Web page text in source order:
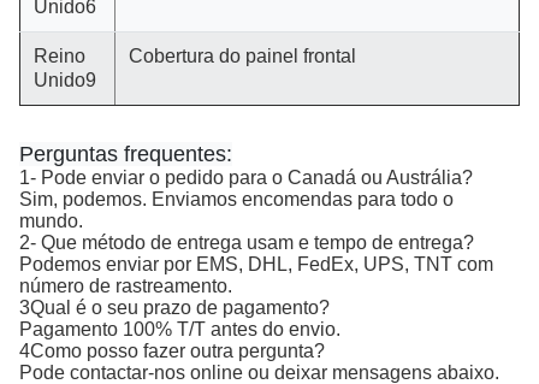
Unido6
Reino
Unido9
Cobertura do painel frontal
Perguntas frequentes:
1- Pode enviar o pedido para o Canadá ou Austrália?
Sim, podemos. Enviamos encomendas para todo o
mundo.
2- Que método de entrega usam e tempo de entrega?
Podemos enviar por EMS, DHL, FedEx, UPS, TNT com
número de rastreamento.
3Qual é o seu prazo de pagamento?
Pagamento 100% T/T antes do envio.
4Como posso fazer outra pergunta?
Pode contactar-nos online ou deixar mensagens abaixo.